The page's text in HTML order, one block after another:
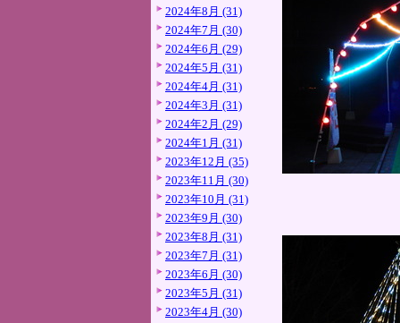
2024年8月 (31)
2024年7月 (30)
2024年6月 (29)
2024年5月 (31)
2024年4月 (31)
2024年3月 (31)
2024年2月 (29)
2024年1月 (31)
2023年12月 (35)
2023年11月 (30)
2023年10月 (31)
2023年9月 (30)
2023年8月 (31)
2023年7月 (31)
2023年6月 (30)
2023年5月 (31)
2023年4月 (30)